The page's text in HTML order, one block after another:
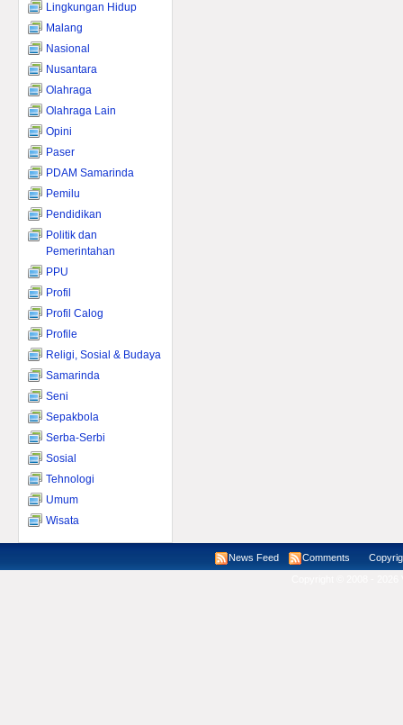
Lingkungan Hidup
Malang
Nasional
Nusantara
Olahraga
Olahraga Lain
Opini
Paser
PDAM Samarinda
Pemilu
Pendidikan
Politik dan
Pemerintahan
PPU
Profil
Profil Calog
Profile
Religi, Sosial & Budaya
Samarinda
Seni
Sepakbola
Serba-Serbi
Sosial
Tehnologi
Umum
Wisata
News Feed Comments Copyright